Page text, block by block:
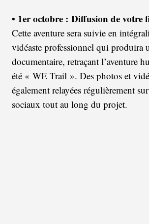
• 1er octobre : Diffusion de votre
Cette aventure sera suivie en
vidéaste professionnel qui produira
documentaire, retraçant l’aventure
été « WE Trail ». Des photos et
également relayées régulièrement
sociaux tout au long du projet.